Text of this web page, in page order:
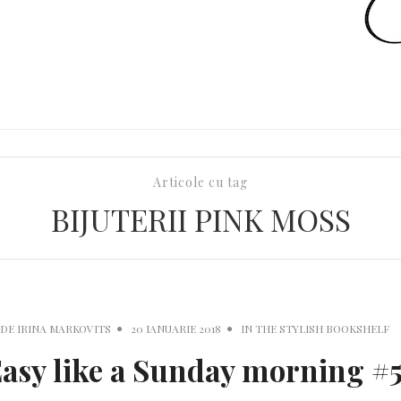
Articole cu tag
BIJUTERII PINK MOSS
DE IRINA MARKOVITS 20 IANUARIE 2018 INTHE STYLISH BOOKSHELF
like a Sunday morning